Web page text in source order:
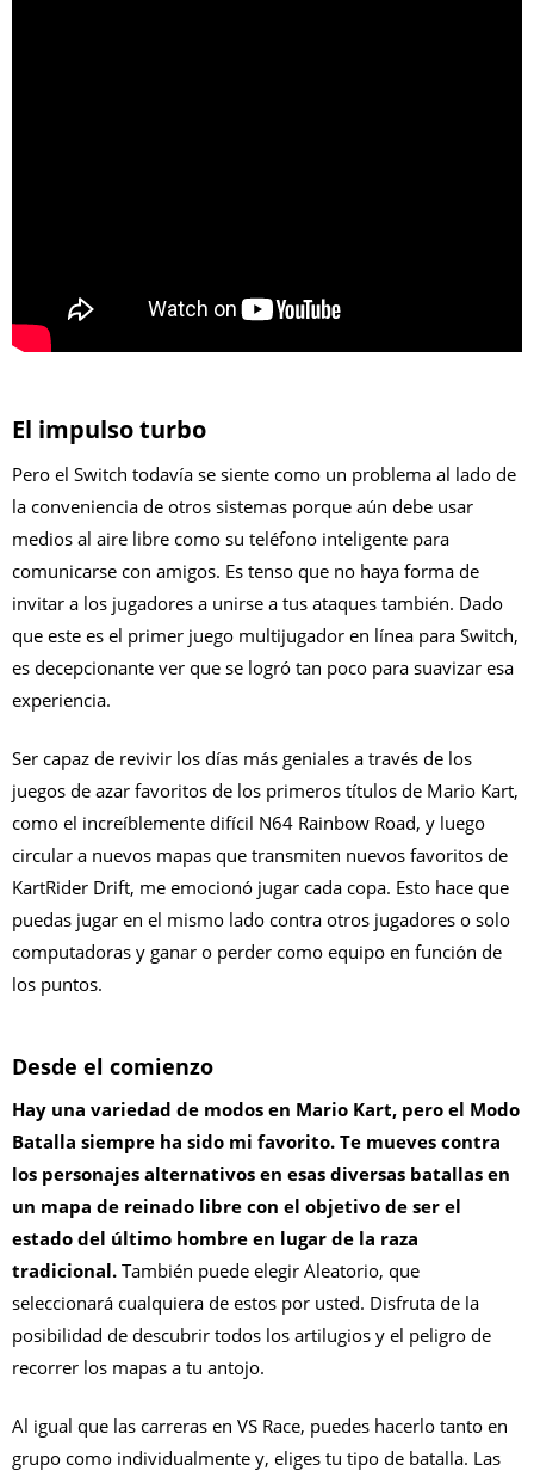
El impulso turbo
Pero el Switch todavía se siente como un problema al lado de
la conveniencia de otros sistemas porque aún debe usar
medios al aire libre como su teléfono inteligente para
comunicarse con amigos. Es tenso que no haya forma de
invitar a los jugadores a unirse a tus ataques también. Dado
que este es el primer juego multijugador en línea para Switch,
es decepcionante ver que se logró tan poco para suavizar esa
experiencia.
Ser capaz de revivir los días más geniales a través de los
juegos de azar favoritos de los primeros títulos de Mario Kart,
como el increíblemente difícil N64 Rainbow Road, y luego
circular a nuevos mapas que transmiten nuevos favoritos de
KartRider Drift, me emocionó jugar cada copa. Esto hace que
puedas jugar en el mismo lado contra otros jugadores o solo
computadoras y ganar o perder como equipo en función de
los puntos.
Desde el comienzo
Hay una variedad de modos en Mario Kart, pero el Modo
Batalla siempre ha sido mi favorito. Te mueves contra
los personajes alternativos en esas diversas batallas en
un mapa de reinado libre con el objetivo de ser el
estado del último hombre en lugar de la raza
tradicional. También puede elegir Aleatorio, que
seleccionará cualquiera de estos por usted. Disfruta de la
posibilidad de descubrir todos los artilugios y el peligro de
recorrer los mapas a tu antojo.
Al igual que las carreras en VS Race, puedes hacerlo tanto en
grupo como individualmente y, eliges tu tipo de batalla. Las